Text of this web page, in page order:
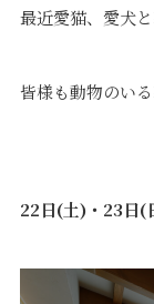
最近愛猫、愛犬
皆様も動物のい
22日(土)・23日(